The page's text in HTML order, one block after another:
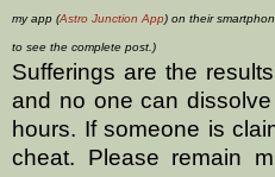
my app (Astro Junction App) on their
to see the complete post.)
Sufferings are the
and no one can
hours. If someone is
cheat. Please remain